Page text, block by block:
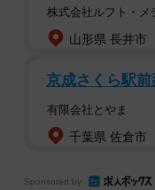
株式会社ルフト・メ
山形県 長井市
京成さくら駅
有限会社とやま
千葉県 佐倉市
Sponsored by